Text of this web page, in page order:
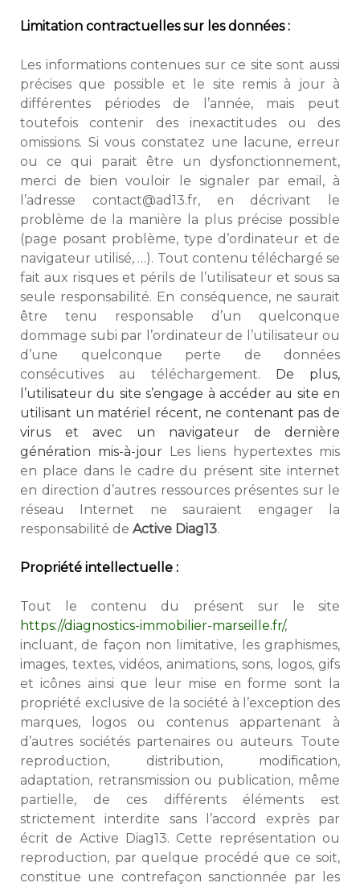
Limitation contractuelles sur les données :
Les informations contenues sur ce site sont aussi
précises que possible et le site remis à jour à
différentes périodes de l’année, mais peut
toutefois contenir des inexactitudes ou des
omissions. Si vous constatez une lacune, erreur
ou ce qui parait être un dysfonctionnement,
merci de bien vouloir le signaler par email, à
l’adresse contact@ad13.fr, en décrivant le
problème de la manière la plus précise possible
(page posant problème, type d’ordinateur et de
navigateur utilisé, …). Tout contenu téléchargé se
fait aux risques et périls de l’utilisateur et sous sa
seule responsabilité. En conséquence, ne saurait
être tenu responsable d’un quelconque
dommage subi par l’ordinateur de l’utilisateur ou
d’une quelconque perte de données
consécutives au téléchargement. De plus,
l’utilisateur du site s’engage à accéder au site en
utilisant un matériel récent, ne contenant pas de
virus et avec un navigateur de dernière
génération mis-à-jourLes liens hypertextes mis
en place dans le cadre du présent site internet
en direction d’autres ressources présentes sur le
réseau Internet ne sauraient engager la
responsabilité de Active Diag13.
Propriété intellectuelle :
Tout le contenu du présent sur le site
https://diagnostics-immobilier-marseille.fr/,
incluant, de façon non limitative, les graphismes,
images, textes, vidéos, animations, sons, logos, gifs
et icônes ainsi que leur mise en forme sont la
propriété exclusive de la société à l’exception des
marques, logos ou contenus appartenant à
d’autres sociétés partenaires ou auteurs. Toute
reproduction, distribution, modification,
adaptation, retransmission ou publication, même
partielle, de ces différents éléments est
strictement interdite sans l’accord exprès par
écrit de Active Diag13. Cette représentation ou
reproduction, par quelque procédé que ce soit,
constitue une contrefaçon sanctionnée par les